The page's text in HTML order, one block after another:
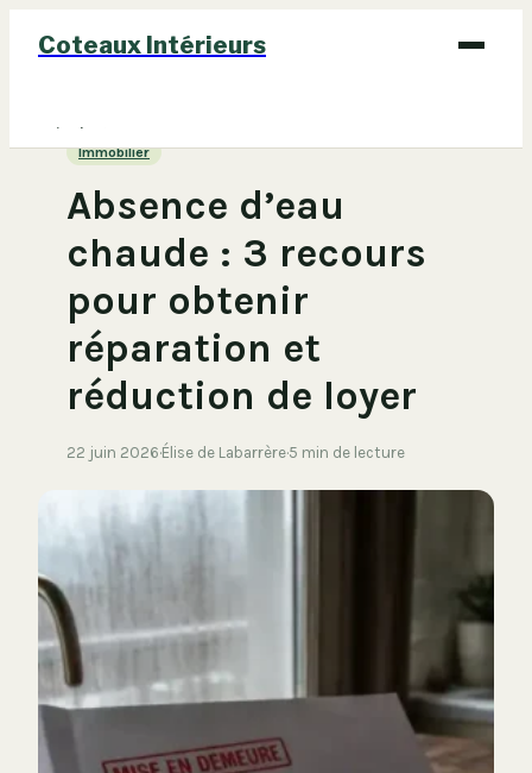
Coteaux Intérieurs
Bricolage
Maison
Immobilier
Absence d’eau
chaude : 3 recours
pour obtenir
réparation et
réduction de loyer
22 juin 2026·Élise de Labarrère·5 min de lecture